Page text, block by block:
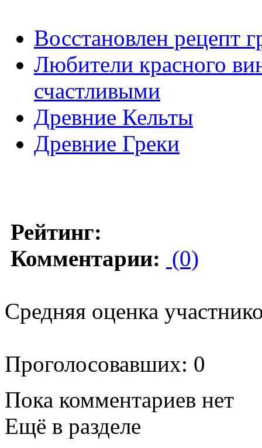
Восстановлен рецепт
Любители красного
счастливыми
Древние Кельты
Древние Греки
Рейтинг:
Комментарии: (0)
Средняя оценка
Проголосовавших: 0
Пока комментариев нет
Ещё в разделе